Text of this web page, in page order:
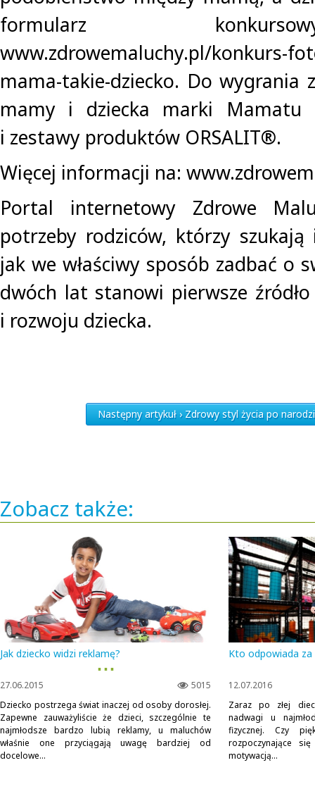
formularz
www.zdrowemaluchy.pl/konkurs-
mama-takie-dziecko. Do wygrania
mamy i dziecka marki Mamatu
i zestawy produktów ORSALIT®.
Więcej informacji na:
Portal internetowy Zdrowe
potrzeby rodziców, którzy
jak we właściwy sposób zadbać o
dwóch lat stanowi pierwsze
i rozwoju dziecka.
Następny artykuł › Zdrowy styl życia po
Zobacz także:
Jak dziecko widzi reklamę?
▪ ▪ ▪
5015
27.06.2015
Dziecko postrzega świat inaczej od osoby dorosłej.
Zapewne zauważyliście że dzieci, szczególnie te
najmłodsze bardzo lubią reklamy, u maluchów
właśnie one przyciągają uwagę bardziej od
docelowe...
Kto odpowiada za
12.07.2016
Zaraz po złej
nadwagi u
fizycznej. Czy
rozpoczynające
motywacją...